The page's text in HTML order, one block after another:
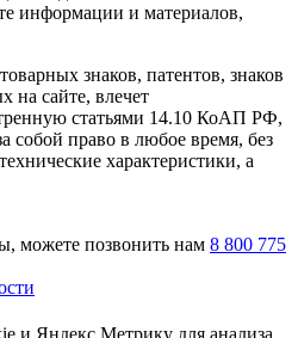
информации и материалов,
знаков, патентов, знаков
на сайте, влечет
статьями 14.10 КоАП РФ,
право в любое время, без
характеристики, а
можете позвонить нам 8 800 775
и Яндекс.Метрику для анализа